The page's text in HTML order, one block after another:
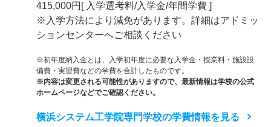
415,000円[ 入学選考料/入学金/年間学費 ]
※入学方法により減免があります。詳細はアドミッ
ションセンターへご相談ください
※初年度納入金とは、入学初年度に必要な入学金・授業料・施設設
備費・実習費などの学費を合計したものです。
※内容は変更される可能性がありますので、最新情報は学校の公式
ホームページなどでご確認ください。
横浜システム工学院専門学校の学費情報を見る